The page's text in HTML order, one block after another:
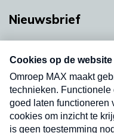
Nieuwsbrief
nieuwsbrief. Elke
uw mailbox.